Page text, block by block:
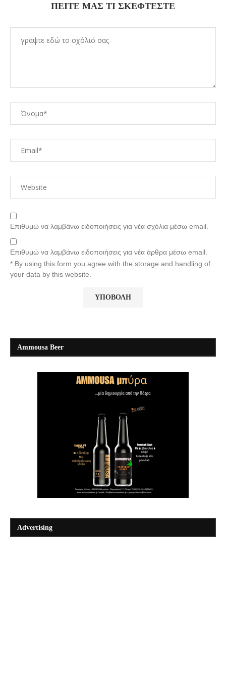
ΠΕΊΤΕ ΜΑΣ ΤΙ ΣΚΈΦΤΕΣΤΕ
Επιθυμώ να λαμβάνω ειδοποιήσεις για νέα σχόλια μέσω email.
Επιθυμώ να λαμβάνω ειδοποιήσεις για νέα άρθρα μέσω email.
* By using this form you agree with the storage and handling of
your data by this website.
Ammousa Beer
Advertising